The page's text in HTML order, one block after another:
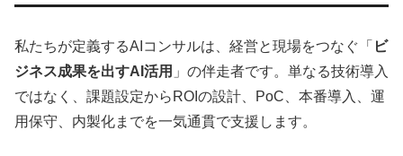
私たちが定義するAIコンサルは、経営と現場をつなぐ「 ビ
ジネス成果を出すAI活用 」の伴走者です。単なる技術導入
ではなく、課題設定からROIの設計、PoC、本番導入、運
用保守、内製化までを一気通貫で支援します。